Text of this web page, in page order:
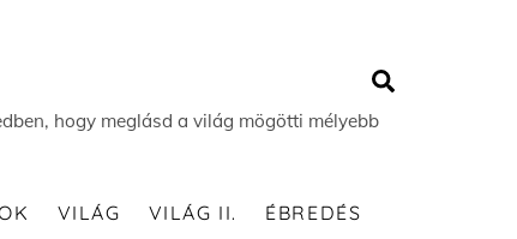
hogy meglásd a világ mögötti mélyebb
VILÁG VILÁG II. ÉBREDÉS